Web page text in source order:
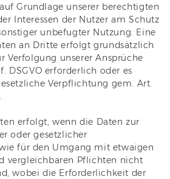
Grundlage unserer berechtigten
Interessen der Nutzer am Schutz
unbefugter Nutzung. Eine
an Dritte erfolgt grundsätzlich
Verfolgung unserer Ansprüche
DSGVO erforderlich oder es
Verpflichtung gem. Art.
erfolgt, wenn die Daten zur
oder gesetzlicher
für den Umgang mit etwaigen
vergleichbaren Pflichten nicht
wobei die Erforderlichkeit der